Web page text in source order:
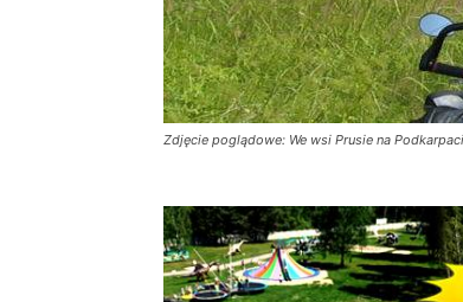
Zdjęcie poglądowe: We wsi Prusie na